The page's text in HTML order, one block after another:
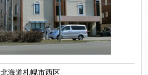
北海道札幌市西区